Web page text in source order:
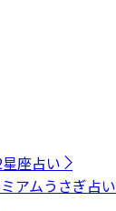
座占い
アムうさぎ占い